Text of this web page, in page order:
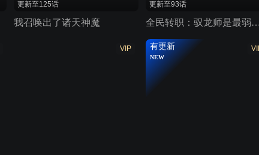
更新至125话
我召唤出了诸天神魔
更新至93话
全民转职：驭龙师
VIP 有更新
NEW